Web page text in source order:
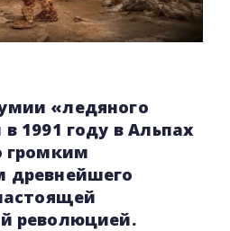
«ледяного
1991 году в Альпах
громким
древнейшего
революцией.